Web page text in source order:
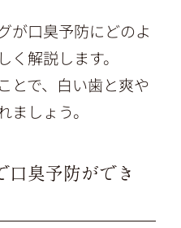
が口臭予防にどのよ
解説します。
とで、白い歯と爽や
しょう。
口臭予防ができ